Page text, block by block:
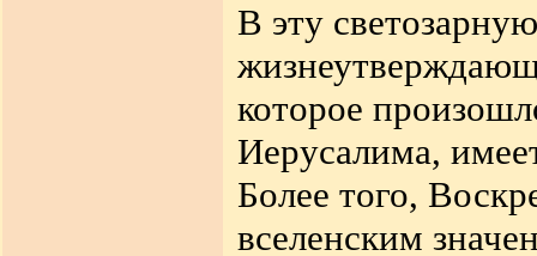
В эту
которое
Иерусалима,
Более того,
вселенским